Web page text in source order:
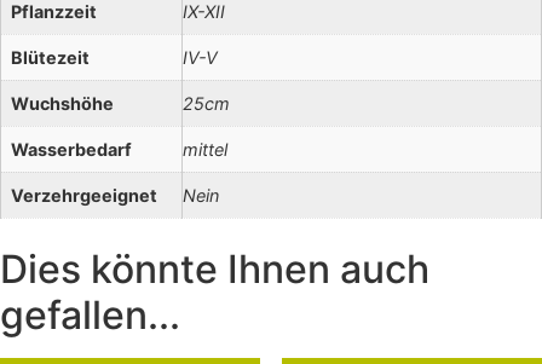
Pflanzzeit IX-XII
Blütezeit IV-V
Wuchshöhe 25cm
Wasserbedarf mittel
Verzehrgeeignet Nein
Dies könnte Ihnen auch
gefallen...